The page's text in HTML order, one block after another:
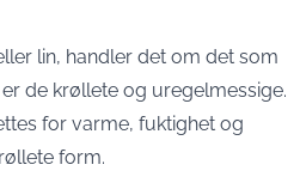
lin, handler det om det som
de krøllete og uregelmessige.
for varme, fuktighet og
form.